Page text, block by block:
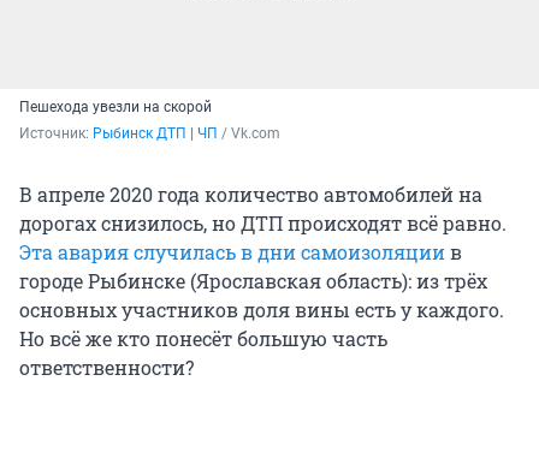
Пешехода увезли на скорой
Источник: Рыбинск ДТП | ЧП / Vk.com
В апреле 2020 года количество автомобилей на
дорогах снизилось, но ДТП происходят всё равно.
Эта авария случилась в дни самоизоляциив
городе Рыбинске (Ярославская область): из трёх
основных участников доля вины есть у каждого.
Но всё же кто понесёт большую часть
ответственности?